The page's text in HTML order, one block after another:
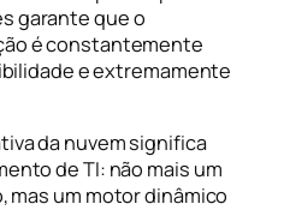
garante que o
é constantemente
e extremamente
da nuvem significa
de TI: não mais um
um motor dinâmico